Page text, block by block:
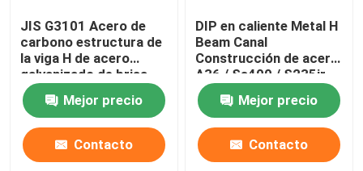
JIS G3101 Acero de
carbono estructura de
la viga H de acero
galvanizado de brisa
ancha W12 X 65
Mejor precio
Contacto
DIP en caliente Metal H
Beam Canal
Construcción de acero
A36 / Ss400 / S235jr
Mejor precio
Contacto